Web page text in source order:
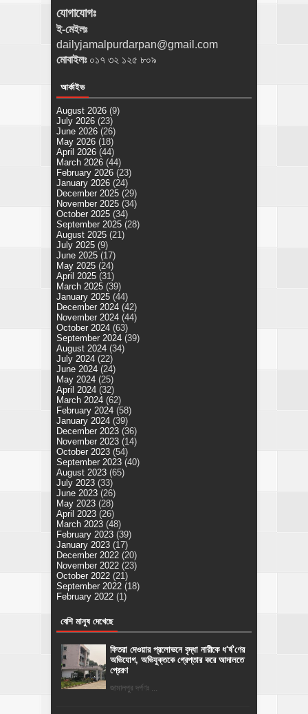
যোগাযোগঃ
ই-মেইলঃ
dailyjamalpurdarpan@gmail.com
মোবাইলঃ ০১৭ ৩২ ১২৫ ৮০৯
আর্কাইভ
August 2026 (9)
July 2026 (23)
June 2026 (26)
May 2026 (18)
April 2026 (44)
March 2026 (44)
February 2026 (23)
January 2026 (24)
December 2025 (29)
November 2025 (34)
October 2025 (34)
September 2025 (28)
August 2025 (21)
July 2025 (9)
June 2025 (17)
May 2025 (24)
April 2025 (31)
March 2025 (39)
January 2025 (44)
December 2024 (42)
November 2024 (44)
October 2024 (63)
September 2024 (39)
August 2024 (34)
July 2024 (22)
June 2024 (24)
May 2024 (25)
April 2024 (32)
March 2024 (62)
February 2024 (58)
January 2024 (39)
December 2023 (36)
November 2023 (14)
October 2023 (54)
September 2023 (40)
August 2023 (65)
July 2023 (33)
June 2023 (26)
May 2023 (28)
April 2023 (26)
March 2023 (48)
February 2023 (39)
January 2023 (17)
December 2022 (20)
November 2022 (23)
October 2022 (21)
September 2022 (18)
February 2022 (1)
বেশি মানুষ দেখেছে
ফিতরা দেওয়ার প্রলোভনে বৃদ্ধা নারীকে ধ'র্ষ'ণের
অভিযোগ, অভিযুক্তকে গ্রেপ্তার করে আদালতে
প্রেরণ
জামালপুর দর্পণঃ ...